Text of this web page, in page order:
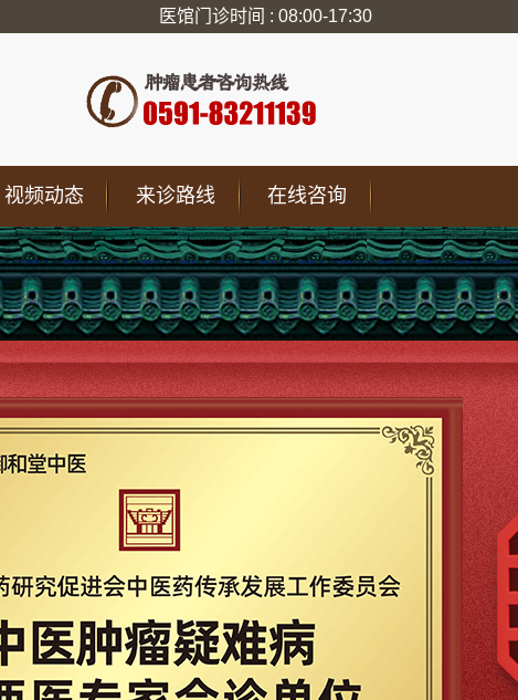
医馆门诊时间 : 08:00-17:30
在线咨询
来诊路线
视频动态